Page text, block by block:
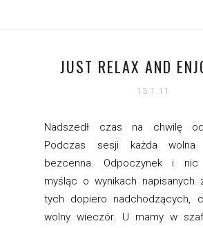
JUST RELAX AND
13.1.11
Nadszedł czas na chwilę
Podczas sesji każda
bezcenna. Odpoczynek i
myśląc o wynikach napisanych
tych dopiero nadchodzących,
wolny wieczór. U mamy w